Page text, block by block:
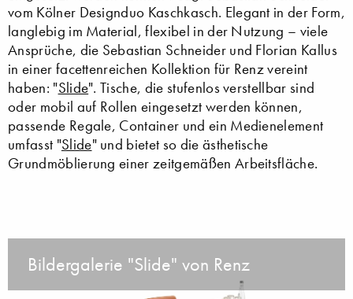
vom Kölner Designduo Kaschkasch. Elegant in der Form,
langlebig im Material, flexibel in der Nutzung – viele
Ansprüche, die Sebastian Schneider und Florian Kallus
in einer facettenreichen Kollektion für Renz vereint
haben: "Slide". Tische, die stufenlos verstellbar sind
oder mobil auf Rollen eingesetzt werden können,
passende Regale, Container und ein Medienelement
umfasst "Slide" und bietet so die ästhetische
Grundmöblierung einer zeitgemäßen Arbeitsfläche.
Bildergalerie "Slide" von Renz